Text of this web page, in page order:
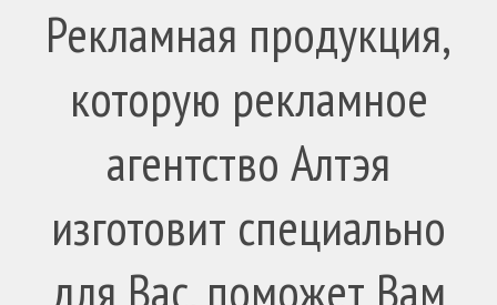
Рекламная продукция,
которую рекламное
агентство Алтэя
изготовит специально
для Вас, поможет Вам